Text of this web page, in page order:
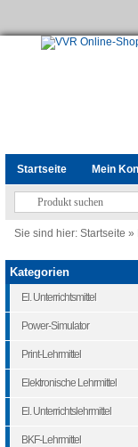
Startseite Mein
Sie sind hier: Startseite »
Kategorien
El. Unterrichtsmittel
Power-Simulator
Print-Lehrmittel
Elektronische Lehrmittel
El. Unterrichtslehrmittel
BKF-Lehrmittel